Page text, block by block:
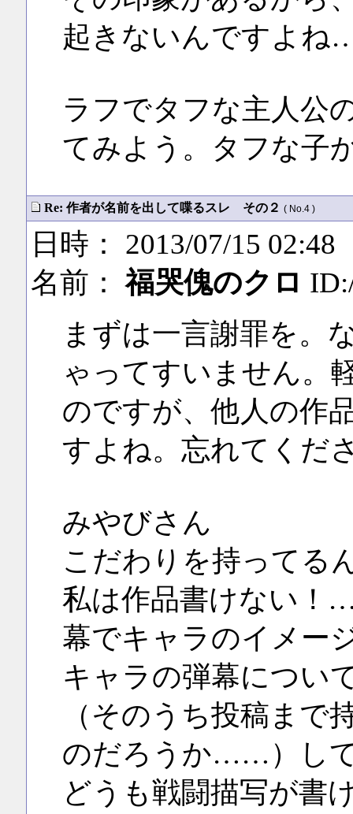
起きないんですよ
ラフでタフな主人公
てみよう。タフな
Re: 作者が名前を出して喋るスレ その２ ( No.4 )
日時： 2013/07/15 02:48
名前：福哭傀のクロ
まずは一言謝罪を。
ゃってすいません。
のですが、他人の作
すよね。忘れてくだ
みやびさん
こだわりを持ってる
私は作品書けない！
幕でキャラのイメー
キャラの弾幕につい
（そのうち投稿まで
のだろうか……）し
どうも戦闘描写が書